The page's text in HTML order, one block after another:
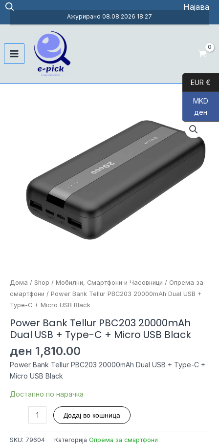
Skip
content
Најава
Ажурирано 08.08.2026 18:27
Main
Дома / Shop / Мобилни, Смартфони и Часовници / Опрема за
смартфони / Power Bank Tellur PBC203 20000mAh Dual USB +
Type-C + Micro USB Black
Power Bank Tellur PBC203 20000mAh
Dual USB + Type-C + Micro USB Black
ден 1,810.00
Power Bank Tellur PBC203 20000mAh Dual USB + Type-C +
Micro USB Black
Достапно по нарачка
Tellur
Додај во кошница
SKU: 79604 Категорија Опрема за смартфони
EUR €
MKD
ден